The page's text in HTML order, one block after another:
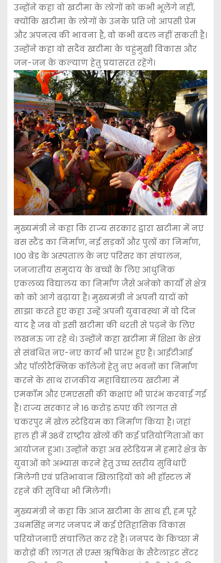
उन्होंने कहा वो खटीमा के लोगों को कभी भूलेंगे नहीं,
क्योंकि खटीमा के लोगों के उनके प्रति जो आपसी प्रेम
और अपनत्व की भावना है, वो कभी बदल नहीं सकती है।
उन्होंने कहा वो सदैव खटीमा के चहुंमुखी विकास और
जन-जन के कल्याण हेतु प्रयासरत रहेंगे।
मुख्यमंत्री ने कहा कि राज्य सरकार द्वारा खटीमा में नए
बस स्टैंड का निर्माण, नई सड़कों और पुलों का निर्माण,
100 बेड के अस्पताल के नए परिसर का संचालन,
जनजातीय समुदाय के बच्चों के लिए आधुनिक
एकलव्य विद्यालय का निर्माण जैसे अनेको कार्यों से क्षेत्र
को को आगे बढ़ाया है। मुख्यमंत्री ने अपनी यादों को
साझा करते हुए कहा उन्हें अपनी युवावस्था में वो दिन
याद है जब वो इसी खटीमा की धरती से पढ़ने के लिए
लखनऊ जा रहे थे। उन्होंने कहा खटीमा में शिक्षा के क्षेत्र
से संबंधित नए-नए कार्य भी प्रारंभ हुए हैं। आईटीआई
और पॉलीटैक्निक कॉलेजों हेतु नए भवनों का निर्माण
करने के साथ राजकीय महाविद्यालय खटीमा में
एमकॉम और एमएससी की कक्षाएं भी प्रारंभ करवाई गई
हैं। राज्य सरकार ने 16 करोड़ रुपए की लागत से
चकरपुर में खेल स्टेडियम का निर्माण किया है। जहां
हाल ही में 38वें राष्ट्रीय खेलों की कई प्रतियोगिताओं का
आयोजन हुआ। उन्होंने कहा अब स्टेडियम में हमारे क्षेत्र के
युवाओं को अभ्यास करने हेतु उच्च स्तरीय सुविधाएँ
मिलेगी एवं प्रतिभावान खिलाड़ियों को भी हॉस्टल में
रहने की सुविधा भी मिलेगी।
मुख्यमंत्री ने कहा कि आज खटीमा के साथ ही, हम पूरे
उधमसिंह नगर जनपद में कई ऐतिहासिक विकास
परियोजनाएँ संचालित कर रहे हैं। जनपद के किच्छा में
करोड़ों की लागत से एम्स ऋषिकेश के सैटेलाइट सेंटर